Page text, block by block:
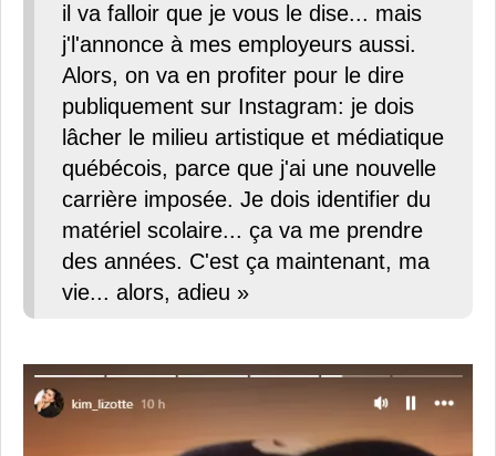
il va falloir que je vous le dise... mais
j'l'annonce à mes employeurs aussi.
Alors, on va en profiter pour le dire
publiquement sur Instagram: je dois
lâcher le milieu artistique et médiatique
québécois, parce que j'ai une nouvelle
carrière imposée. Je dois identifier du
matériel scolaire... ça va me prendre
des années. C'est ça maintenant, ma
vie... alors, adieu »